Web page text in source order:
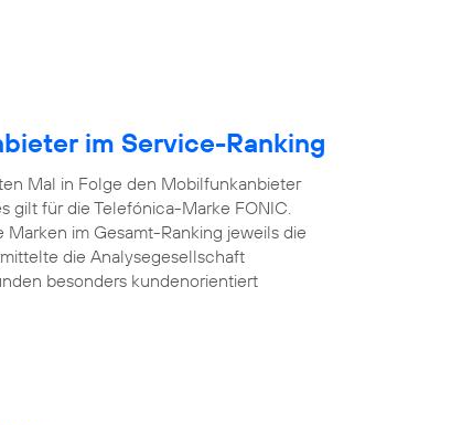
im Service-Ranking
Mal in Folge den Mobilfunkanbieter
gilt für die Telefónica-Marke FONIC.
im Gesamt-Ranking jeweils die
die Analysegesellschaft
besonders kundenorientiert